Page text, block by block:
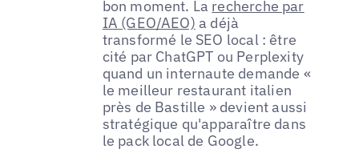
bon moment. La recherche par
IA (GEO/AEO) a déjà
transformé le SEO local : être
cité par ChatGPT ou Perplexity
quand un internaute demande «
le meilleur restaurant italien
près de Bastille » devient aussi
stratégique qu'apparaître dans
le pack local de Google.